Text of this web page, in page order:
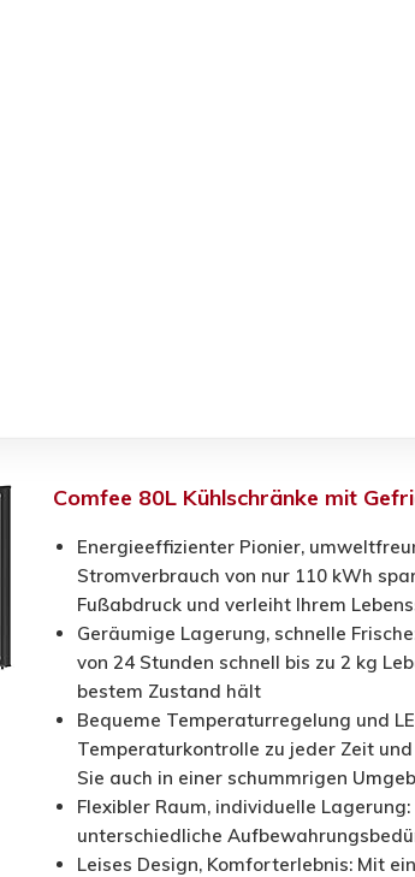
Comfee 80L Kühlschränke mit
Energieeffizienter Pionier,
Stromverbrauch von nur 110 kWh
Fußabdruck und verleiht Ihrem
Geräumige Lagerung, schnelle
von 24 Stunden schnell bis zu 2 kg
bestem Zustand hält
Bequeme Temperaturregelung und
Temperaturkontrolle zu jeder Zeit
Sie auch in einer schummrigen
Flexibler Raum, individuelle
unterschiedliche
Leises Design, Komforterlebnis: Mit